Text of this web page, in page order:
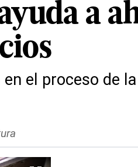
a
el proceso de